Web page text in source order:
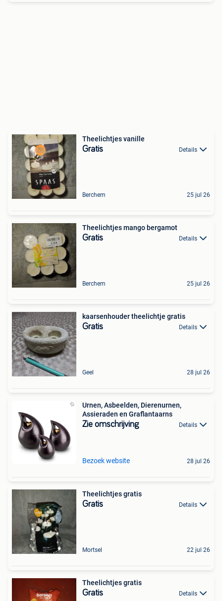
Theelichtjes vanille
Gratis Details
Berchem 25 jul 26
Theelichtjes mango bergamot
Gratis Details
Berchem 25 jul 26
kaarsenhouder theelichtje gratis
Gratis Details
Geel 28 jul 26
Urnen, Asbeelden, Dierenurnen,
Assieraden en Graflantaarns
Zie omschrijving Details
Bezoek website 28 jul 26
Theelichtjes gratis
Gratis Details
Mortsel 22 jul 26
Theelichtjes gratis
Gratis Details